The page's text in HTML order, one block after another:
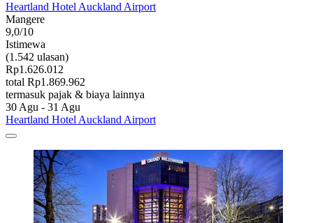
Heartland Hotel Auckland Airport
Mangere
9,0/10
Istimewa
(1.542 ulasan)
Rp1.626.012
total Rp1.869.962
termasuk pajak & biaya lainnya
30 Agu - 31 Agu
Heartland Hotel Auckland Airport